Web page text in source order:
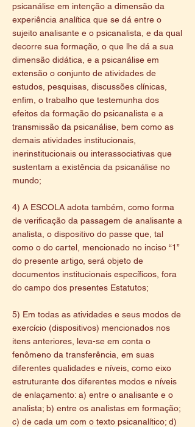
psicanálise em intenção a dimensão da
experiência analítica que se dá entre o
sujeito analisante e o psicanalista, e da qual
decorre sua formação, o que lhe dá a sua
dimensão didática, e a psicanálise em
extensão o conjunto de atividades de
estudos, pesquisas, discussões clínicas,
enfim, o trabalho que testemunha dos
efeitos da formação do psicanalista e a
transmissão da psicanálise, bem como as
demais atividades institucionais,
inerinstitucionais ou interassociativas que
sustentam a existência da psicanálise no
mundo;
4) A ESCOLA adota também, como forma
de verificação da passagem de analisante a
analista, o dispositivo do passe que, tal
como o do cartel, mencionado no inciso “1”
do presente artigo, será objeto de
documentos institucionais específicos, fora
do campo dos presentes Estatutos;
5) Em todas as atividades e seus modos de
exercício (dispositivos) mencionados nos
itens anteriores, leva-se em conta o
fenômeno da transferência, em suas
diferentes qualidades e níveis, como eixo
estruturante dos diferentes modos e níveis
de enlaçamento: a) entre o analisante e o
analista; b) entre os analistas em formação;
c) de cada um com o texto psicanalítico; d)